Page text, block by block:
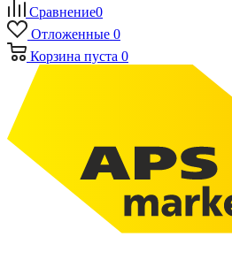
Сравнение0
Отложенные 0
Корзина пуста 0